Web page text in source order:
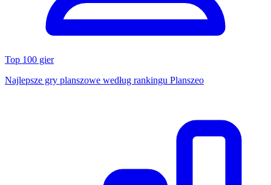
Top 100 gier
Najlepsze gry planszowe według rankingu Planszeo